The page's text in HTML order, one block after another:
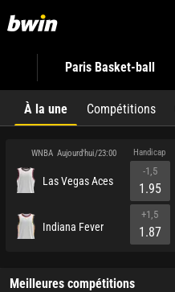
Paris Basket-ball
À la une Compétitions
WNBA Aujourd'hui/23:00 Handicap
Las Vegas Aces
Indiana Fever
-1,5
1.95
+1,5
1.87
Meilleures compétitions